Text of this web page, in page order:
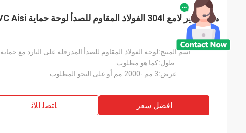
الساخن
اسم المنتج:لوحة الفولاذ المقاوم للصدأ المدرفلة على البارد مع حماية PVC
طول:كما هو مطلوب
عرض:3 مم -2000 مم أو على النحو المطلوب
افضل سعر ﺎﺘﺼﻟ ﺍﻶﻧ